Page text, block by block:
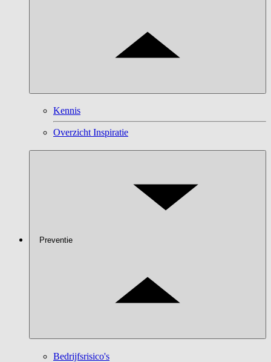
Kennis
Overzicht Inspiratie
Preventie
Bedrijfsrisico's